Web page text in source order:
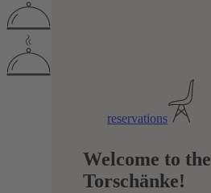
reservations
Welcome to the
Torschänke!